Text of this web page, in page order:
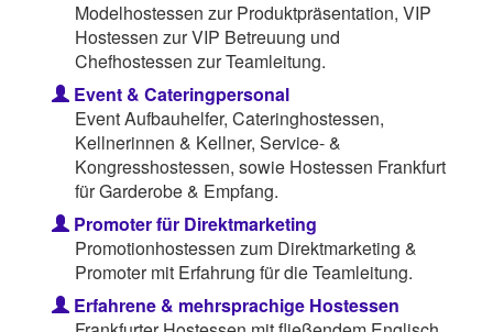
Modelhostessen zur Produktpräsentation, VIP
Hostessen zur VIP Betreuung und
Chefhostessen zur Teamleitung.
Event & Cateringpersonal
Event Aufbauhelfer, Cateringhostessen,
Kellnerinnen & Kellner, Service- &
Kongresshostessen, sowie Hostessen Frankfurt
für Garderobe & Empfang.
Promoter für Direktmarketing
Promotionhostessen zum Direktmarketing &
Promoter mit Erfahrung für die Teamleitung.
Erfahrene & mehrsprachige Hostessen